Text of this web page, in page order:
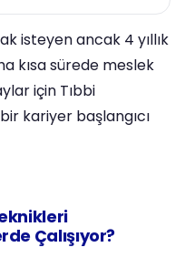
isteyen ancak 4 yıllık
kısa sürede meslek
için Tıbbi
kariyer başlangıcı
Çalışıyor?